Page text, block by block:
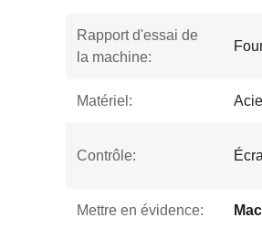
Rapport d'essai de
la machine:
Matériel:
Contrôle:
Mettre en évidence: